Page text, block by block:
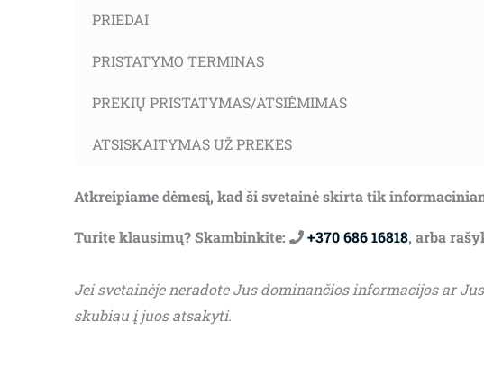
PRIEDAI
PRISTATYMO TERMINAS
PREKIŲ PRISTATYMAS/ATSIĖMIMAS
ATSISKAITYMAS UŽ PREKES
Atkreipiame dėmesį, kad ši svetainė skirta tik
Turite klausimų? Skambinkite: +370 686 16818, arba
Jei svetainėje neradote Jus dominančios informacijos ar
skubiau į juos atsakyti.